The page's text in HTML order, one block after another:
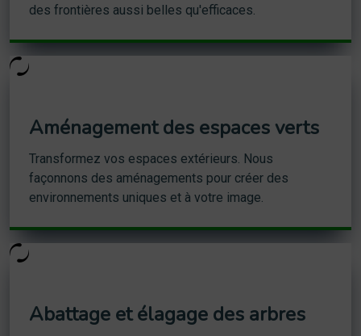
des frontières aussi belles qu'efficaces.
Aménagement des espaces verts
Transformez vos espaces extérieurs. Nous
façonnons des aménagements pour créer des
environnements uniques et à votre image.
Abattage et élagage des arbres